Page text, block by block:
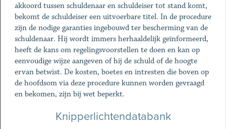
akkoord tussen schuldenaar en schuldeiser tot stand komt,
bekomt de schuldeiser een uitvoerbare titel. In de procedure
zijn de nodige garanties ingebouwd ter bescherming van de
schuldenaar. Hij wordt immers herhaaldelijk geïnformeerd,
heeft de kans om regelingsvoorstellen te doen en kan op
eenvoudige wijze aangeven of hij de schuld of de hoogte
ervan betwist. De kosten, boetes en intresten die boven op
de hoofdsom via deze procedure kunnen worden gevraagd
en bekomen, zijn bij wet beperkt.
Knipperlichtendatabank